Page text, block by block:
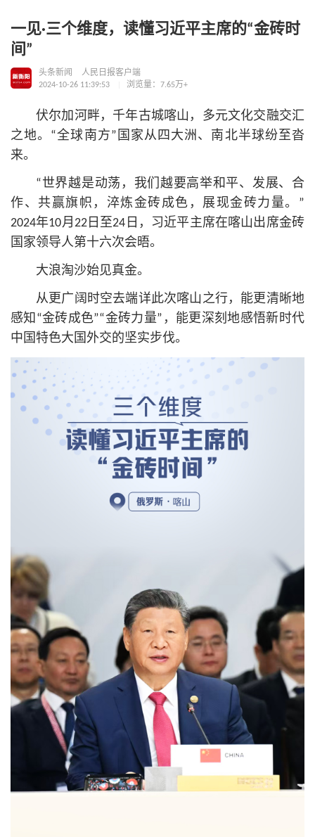
一见·三个维度，读懂习近平主席的“金砖时
间”
头条新闻
人民日报客户端
2024-10-26 11:39:53
浏览量：7.65万+
伏尔加河畔，千年古城喀山，多元文化交融交汇
之地。“全球南方”国家从四大洲、南北半球纷至沓
来。
“世界越是动荡，我们越要高举和平、发展、合
作、共赢旗帜，淬炼金砖成色，展现金砖力量。”
2024年10月22日至24日，习近平主席在喀山出席金砖
国家领导人第十六次会晤。
大浪淘沙始见真金。
从更广阔时空去端详此次喀山之行，能更清晰地
感知“金砖成色”“金砖力量”，能更深刻地感悟新时代
中国特色大国外交的坚实步伐。